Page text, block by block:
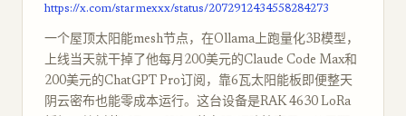
https://x.com/starmexxx/status/2072912434558284273
一个屋顶太阳能mesh节点，在Ollama上跑量化3B模型，
上线当天就干掉了他每月200美元的Claude Code Max和
200美元的ChatGPT Pro订阅，靠6瓦太阳能板即便整天
阴云密布也能零成本运行。这台设备是RAK 4630 LoRa